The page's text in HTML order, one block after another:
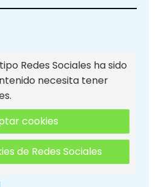
Redes Sociales ha sido
necesita tener
cookies
de Redes Sociales